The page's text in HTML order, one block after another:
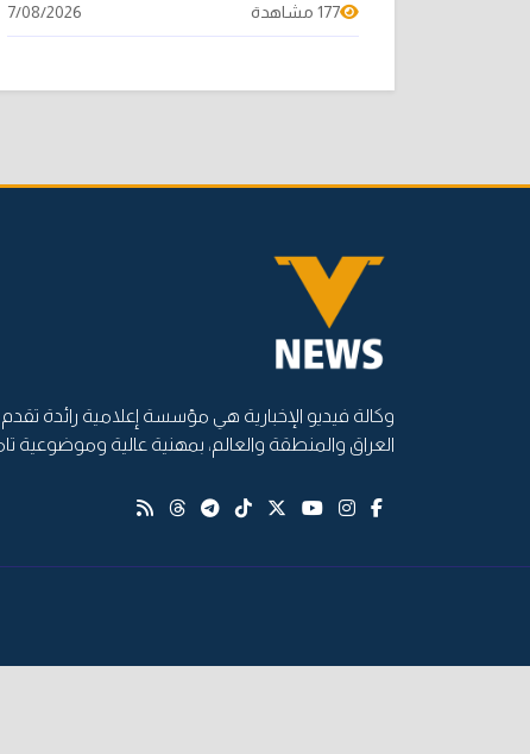
177 مشاهدة 7/08/2026
وكالة فيديو الإخبارية هي مؤسسة إعلامية رائدة تقدم
العراق والمنطقة والعالم، بمهنية عالية وموضوعية